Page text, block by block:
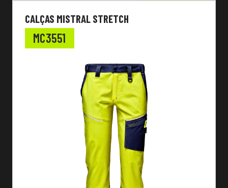
CALÇAS MISTRAL STRETCH
MC3551